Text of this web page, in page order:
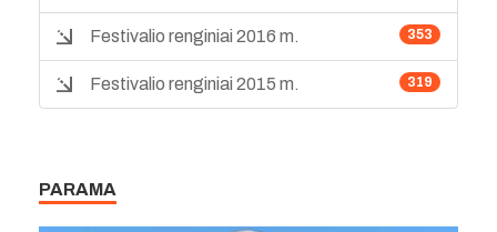
353
Festivalio renginiai 2016 m.
319
Festivalio renginiai 2015 m.
PARAMA